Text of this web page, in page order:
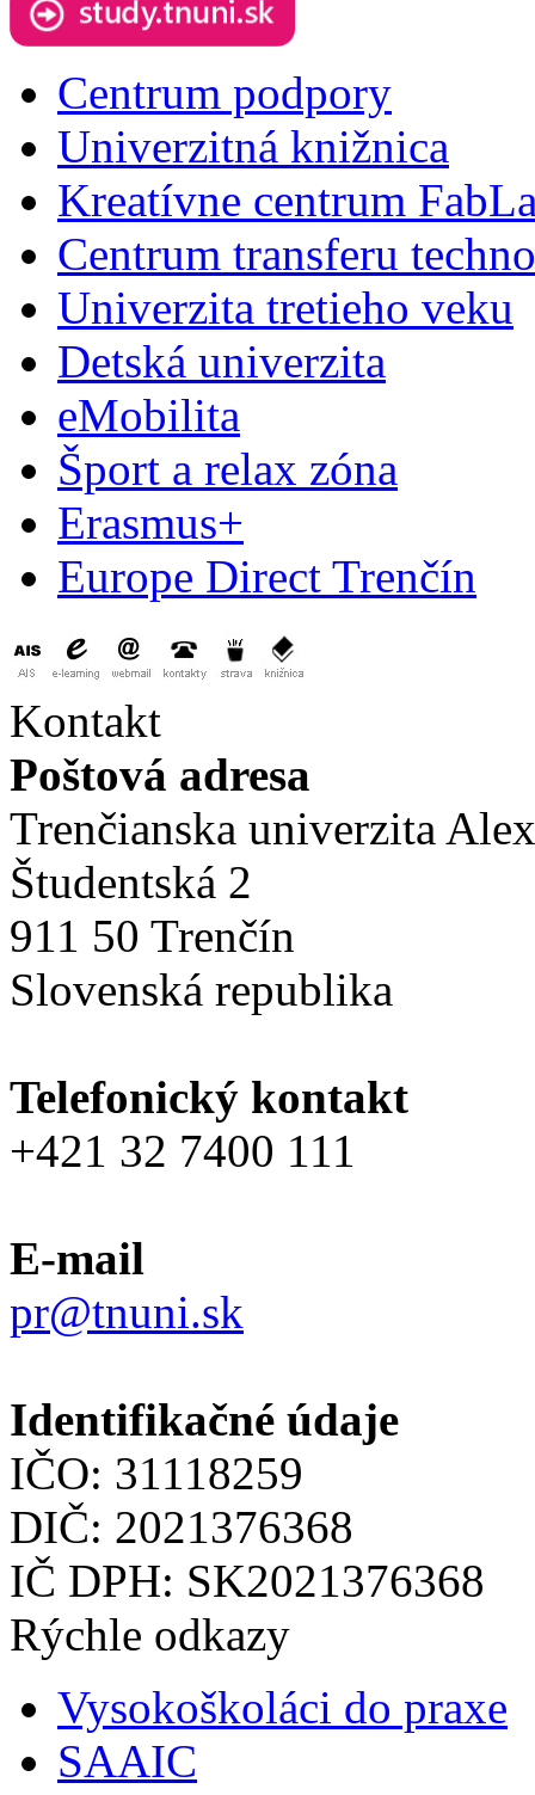
Centrum podpory
Univerzitná knižnica
Kreatívne centrum
Centrum transferu
Univerzita tretieho veku
Detská univerzita
eMobilita
Šport a relax zóna
Erasmus+
Europe Direct Trenčín
Kontakt
Poštová adresa
Trenčianska univerzita
Študentská 2
911 50 Trenčín
Slovenská republika
Telefonický kontakt
+421 32 7400 111
E-mail
pr@tnuni.sk
Identifikačné údaje
IČO: 31118259
DIČ: 2021376368
IČ DPH: SK2021376368
Rýchle odkazy
Vysokoškoláci do praxe
SAAIC